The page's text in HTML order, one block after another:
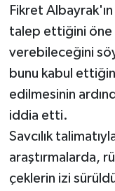
Fikret
talep ettiğini öne
verebileceğini
bunu kabul
edilmesinin
iddia etti.
Savcılık
araştırmalarda,
çeklerin izi